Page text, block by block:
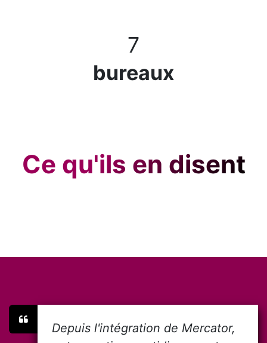
7
bureaux
Ce qu'ils en disent
Depuis l'intégration de Mercator,